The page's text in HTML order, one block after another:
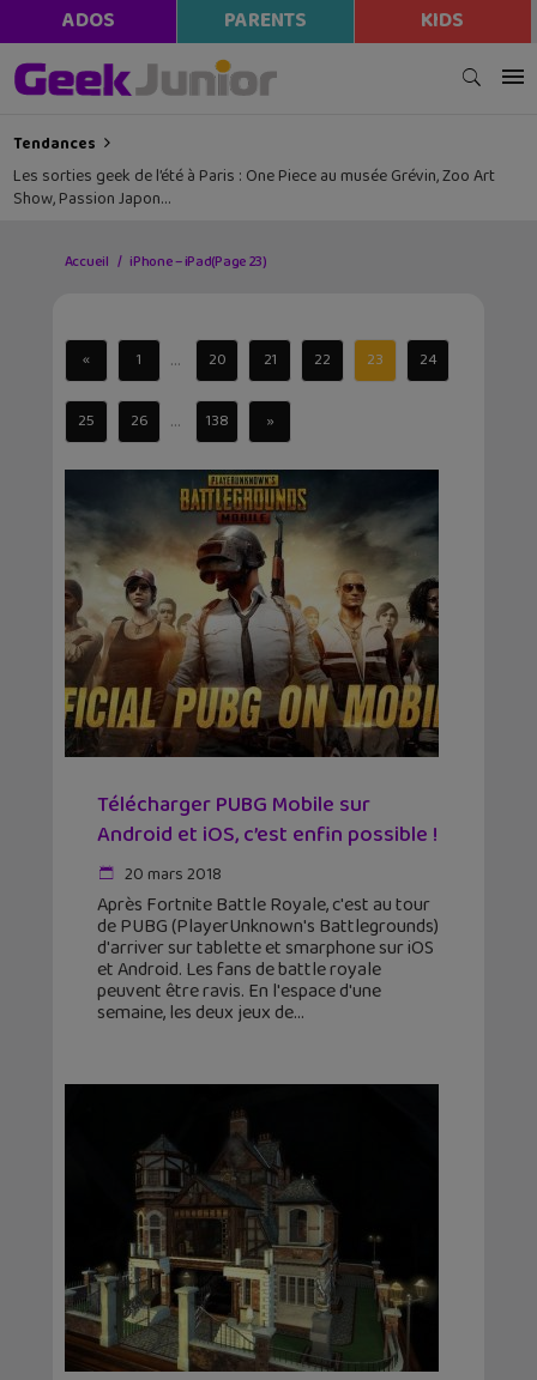
ADOS PARENTS KIDS
Tendances
Les sorties geek de l’été à Paris : One Piece au musée Grévin, Zoo Art
Show, Passion Japon…
Accueil iPhone – iPad(Page 23)
« 1 ... 20 21 22 23 24
25 26 ... 138 »
Télécharger PUBG Mobile sur
Android et iOS, c’est enfin possible !
20 mars 2018
Après Fortnite Battle Royale, c'est au tour
de PUBG (PlayerUnknown's Battlegrounds)
d'arriver sur tablette et smarphone sur iOS
et Android. Les fans de battle royale
peuvent être ravis. En l'espace d'une
semaine, les deux jeux de